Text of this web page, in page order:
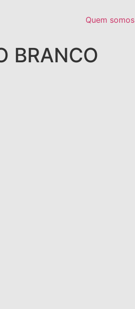
Quem somos
BRANCO